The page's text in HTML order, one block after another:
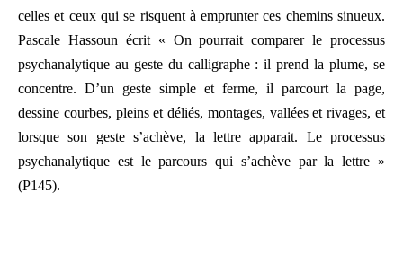
celles et ceux qui se risquent à emprunter ces chemins sinueux.
Pascale Hassoun écrit « On pourrait comparer le processus
psychanalytique au geste du calligraphe : il prend la plume, se
concentre. D’un geste simple et ferme, il parcourt la page,
dessine courbes, pleins et déliés, montages, vallées et rivages, et
lorsque son geste s’achève, la lettre apparait. Le processus
psychanalytique est le parcours qui s’achève par la lettre »
(P145).